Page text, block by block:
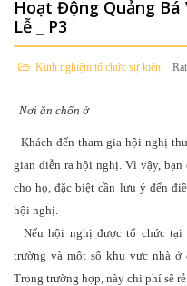
Hoạt Động Quảng Bá
Lễ _ P3
Kinh nghiệm tổ chức sự kiện
Nơi ăn chốn ở
Khách đến tham gia hội nghị
gian diễn ra hội nghị. Vì vậy, bạn
cho họ, đặc biệt cần lưu ý đến
hội nghị.
Nếu hội nghị được tổ chức tại
trường và một số khu vực nhà
Trong trường hợp, này chi phí sẽ